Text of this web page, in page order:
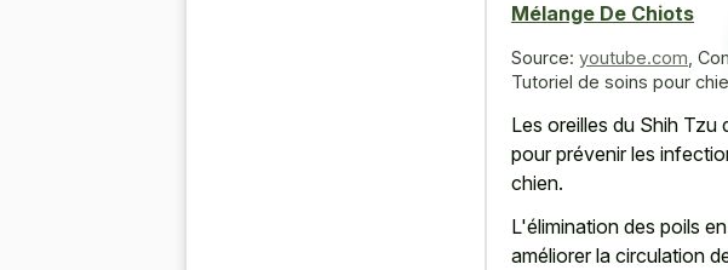
Mélange De Chiots
Source: youtube.com
Tutoriel de soins pour
Les oreilles du Shih
pour prévenir les
chien.
L'élimination des poils
améliorer la circulation